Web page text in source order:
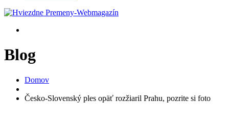
Blog
Domov
Česko-Slovenský ples opäť rozžiaril Prahu, pozrite si foto